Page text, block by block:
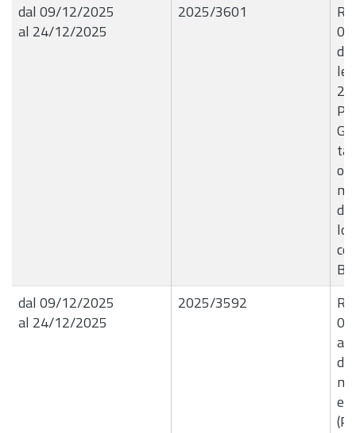
dal 09/12/2025
al 24/12/2025
2025/3601
lo
dal 09/12/2025
al 24/12/2025
2025/3592
a
di